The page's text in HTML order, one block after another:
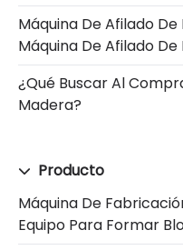
Máquina De Afilado De
Máquina De Afilado
¿Qué Buscar Al
Madera?
Producto
Máquina De
Equipo Para Formar